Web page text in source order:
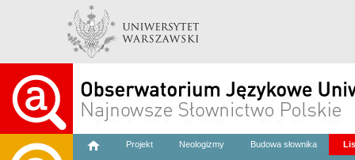
Projekt Neologizmy Budowa słownika